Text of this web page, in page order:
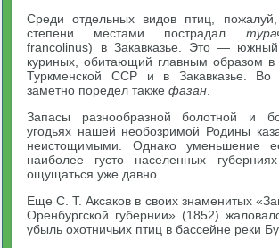
Среди отдельных видов птиц,
степени местами пострадал
francolinus) в Закавказье. Это — южный
куриных, обитающий главным образом в
Туркменской ССР и в Закавказье. Во
заметно поредел такжефазан
Запасы разнообразной болотной и
угодьях нашей необозримой Родины
неистощимыми. Однако уменьшение
наиболее густо населенных
ощущаться уже давно.
Еще С. Т. Аксаков в своих знаменитых
Оренбургской губернии» (1852)
убыль охотничьих птиц в бассейне реки